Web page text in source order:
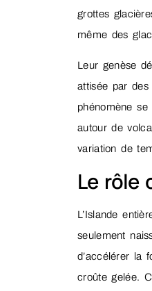
grottes
même des
Leur genèse
attisée par des
phénomène
autour de
variation de
Le rôle
L’Islande
seulement
d’accélérer la
croûte gelée.